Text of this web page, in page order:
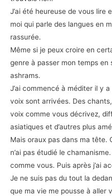
J’ai été heureuse de vous lire
moi qui parle des langues en
rassurée.
Même si je peux croire en
genre à passer mon temps en
ashrams.
J’ai commencé à méditer il y
voix sont arrivées. Des
voix comme vous décrivez,
asiatiques et d’autres plus
Mais oraux pas dans ma tête.
n’ai pas étudié le
comme vous. Puis après j’ai
Je ne suis pas du tout la
que ma vie me pousse à aller